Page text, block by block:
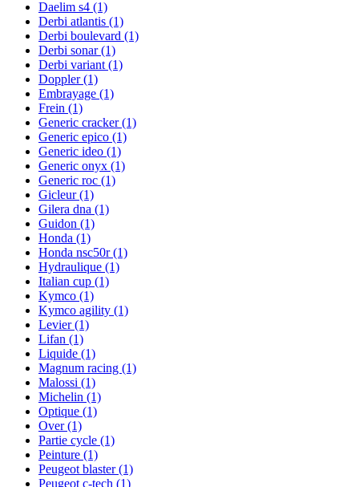
Daelim s4 (1)
Derbi atlantis (1)
Derbi boulevard (1)
Derbi sonar(1)
Derbi variant (1)
Doppler(1)
Embrayage (1)
Frein (1)
Generic cracker(1)
Generic epico (1)
Generic ideo (1)
Generic onyx (1)
Generic roc (1)
Gicleur(1)
Gilera dna (1)
Guidon (1)
Honda (1)
Honda nsc50r(1)
Hydraulique (1)
Italian cup (1)
Kymco (1)
Kymco agility (1)
Levier(1)
Lifan (1)
Liquide (1)
Magnum racing (1)
Malossi (1)
Michelin (1)
Optique (1)
Over(1)
Partie cycle (1)
Peinture (1)
Peugeot blaster(1)
Peugeot c-tech (1)